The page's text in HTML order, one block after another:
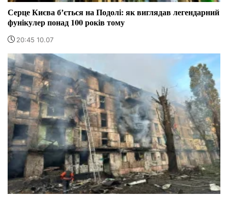
Серце Києва бʼється на Подолі: як виглядав легендарний
фунікулер понад 100 років тому
20:45 10.07